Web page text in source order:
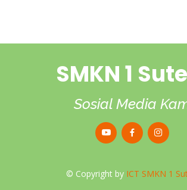
SMKN 1
Sosial Media
© Copyright by ICT SMKN 1